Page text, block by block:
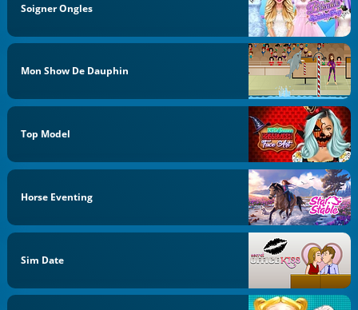
Soigner Ongles
Mon Show De Dauphin
Top Model
Horse Eventing
Sim Date